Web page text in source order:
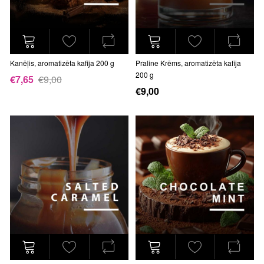
Kanēļis, aromatizēta kafija 200 g
€7,65 €9,00
Praline Krēms, aromatizēta kafija
200 g
€9,00